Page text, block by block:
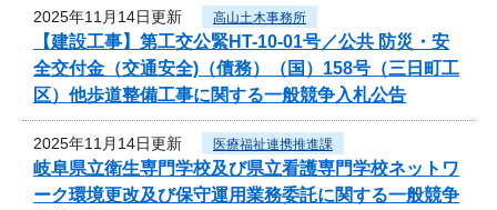
2025年11月14日更新 高山土木事務所
【建設工事】第工交公緊HT-10-01号／公共 防災・安
全交付金（交通安全)（債務）（国）158号（三日町工
区）他歩道整備工事に関する一般競争入札公告
2025年11月14日更新 医療福祉連携推進課
岐阜県立衛生専門学校及び県立看護専門学校ネットワ
ーク環境更改及び保守運用業務委託に関する一般競争